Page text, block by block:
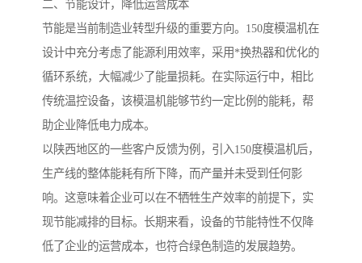
二、节能设计，降低运营成本
节能是当前制造业转型升级的重要方向。150度模温机在
设计中充分考虑了能源利用效率，采用*换热器和优化的
循环系统，大幅减少了能量损耗。在实际运行中，相比
传统温控设备，该模温机能够节约一定比例的能耗，帮
助企业降低电力成本。
以陕西地区的一些客户反馈为例，引入150度模温机后，
生产线的整体能耗有所下降，而产量并未受到任何影
响。这意味着企业可以在不牺牲生产效率的前提下，实
现节能减排的目标。长期来看，设备的节能特性不仅降
低了企业的运营成本，也符合绿色制造的发展趋势。